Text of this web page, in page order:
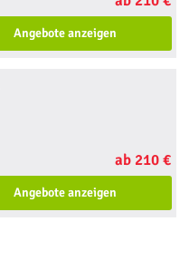
Angebote anzeigen
ab 210 €
Angebote anzeigen